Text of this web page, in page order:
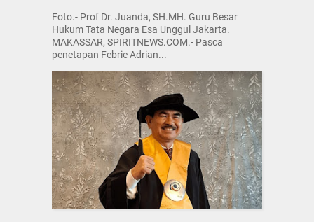
Foto.- Prof Dr. Juanda, SH.MH. Guru Besar
Hukum Tata Negara Esa Unggul Jakarta.
MAKASSAR, SPIRITNEWS.COM.- Pasca
penetapan Febrie Adrian...